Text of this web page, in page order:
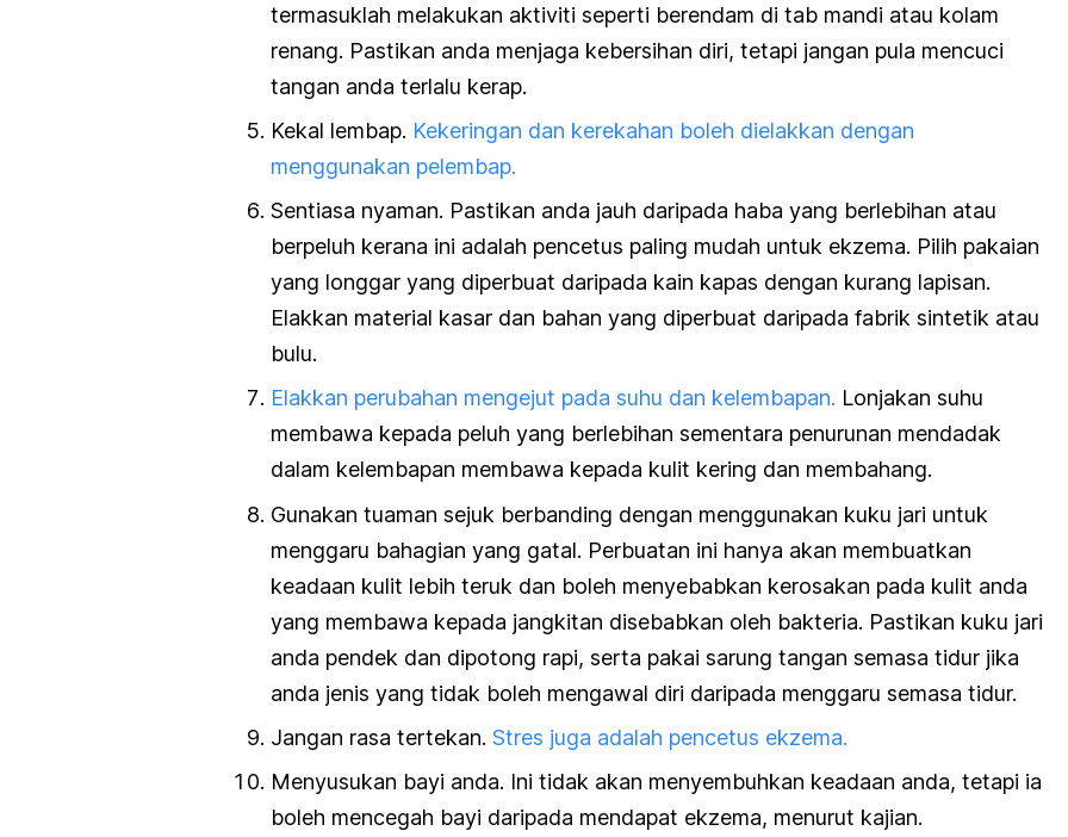
termasuklah melakukan aktiviti seperti berendam di tab mandi atau kolam
renang. Pastikan anda menjaga kebersihan diri, tetapi jangan pula mencuci
tangan anda terlalu kerap.
Kekal lembap. Kekeringan dan kerekahan boleh dielakkan dengan
menggunakan pelembap.
Sentiasa nyaman. Pastikan anda jauh daripada haba yang berlebihan atau
berpeluh kerana ini adalah pencetus paling mudah untuk ekzema. Pilih pakaian
yang longgar yang diperbuat daripada kain kapas dengan kurang lapisan.
Elakkan material kasar dan bahan yang diperbuat daripada fabrik sintetik atau
bulu.
Elakkan perubahan mengejut pada suhu dan kelembapan. Lonjakan suhu
membawa kepada peluh yang berlebihan sementara penurunan mendadak
dalam kelembapan membawa kepada kulit kering dan membahang.
Gunakan tuaman sejuk berbanding dengan menggunakan kuku jari untuk
menggaru bahagian yang gatal. Perbuatan ini hanya akan membuatkan
keadaan kulit lebih teruk dan boleh menyebabkan kerosakan pada kulit anda
yang membawa kepada jangkitan disebabkan oleh bakteria. Pastikan kuku jari
anda pendek dan dipotong rapi, serta pakai sarung tangan semasa tidur jika
anda jenis yang tidak boleh mengawal diri daripada menggaru semasa tidur.
Jangan rasa tertekan. Stres juga adalah pencetus ekzema.
Menyusukan bayi anda. Ini tidak akan menyembuhkan keadaan anda, tetapi ia
boleh mencegah bayi daripada mendapat ekzema, menurut kajian.